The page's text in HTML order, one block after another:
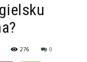
276 0